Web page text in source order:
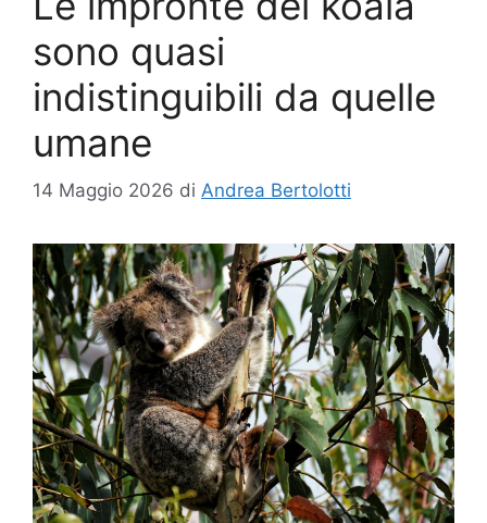
sono quasi
indistinguibili da quelle
umane
14 Maggio 2026 di Andrea Bertolotti